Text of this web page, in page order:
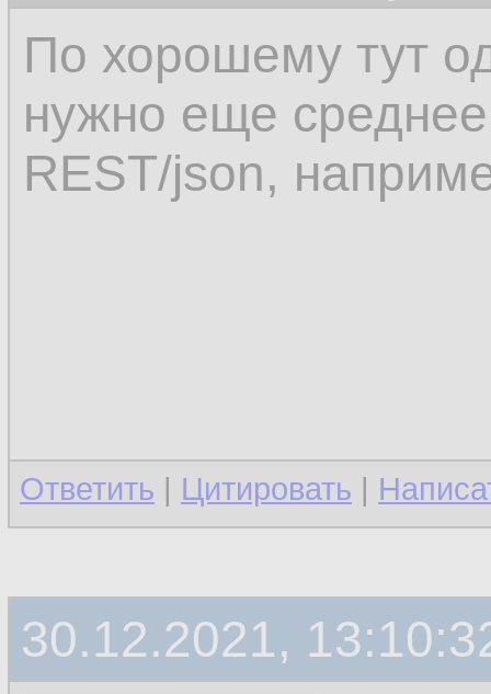
По хорошему тут
нужно еще
REST/json,
Ответить | Цитировать |
30.12.2021,